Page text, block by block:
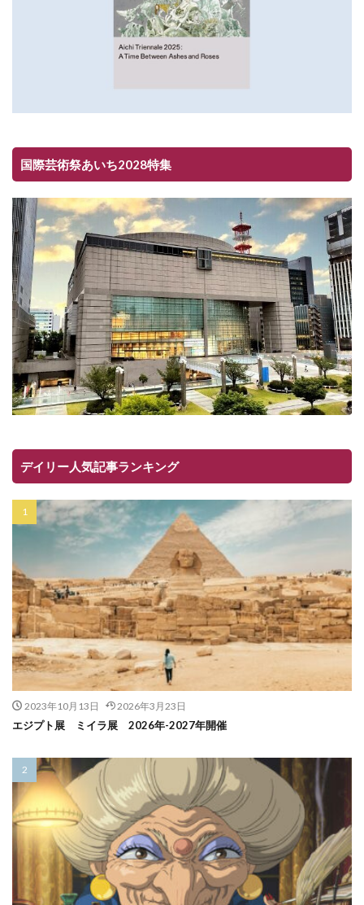
国際芸術祭あいち2028特集
デイリー人気記事ランキング
2023年10月13日 2026年3月23日
エジプト展 ミイラ展 2026年-2027年開催